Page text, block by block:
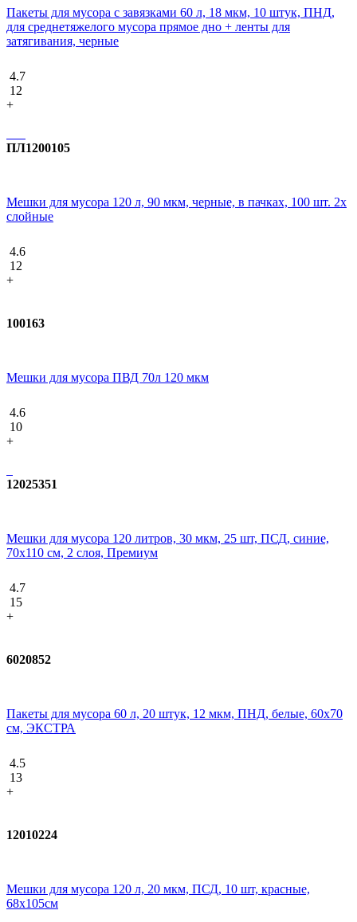
Пакеты для мусора с завязками 60 л, 18 мкм, 10 штук, ПНД,
для среднетяжелого мусора прямое дно + ленты для
затягивания, черные
4.7
12
+
ПЛ1200105
Мешки для мусора 120 л, 90 мкм, черные, в пачках, 100 шт. 2х
слойные
4.6
12
+
100163
Мешки для мусора ПВД 70л 120 мкм
4.6
10
+
12025351
Мешки для мусора 120 литров, 30 мкм, 25 шт, ПСД, синие,
70x110 см, 2 слоя, Премиум
4.7
15
+
6020852
Пакеты для мусора 60 л, 20 штук, 12 мкм, ПНД, белые, 60х70
см, ЭКСТРА
4.5
13
+
12010224
Мешки для мусора 120 л, 20 мкм, ПСД, 10 шт, красные,
68х105см